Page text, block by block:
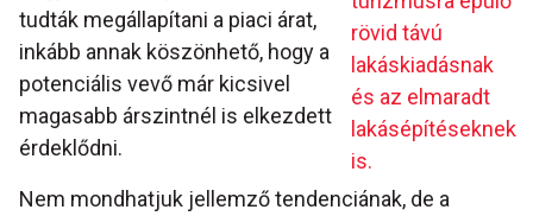
rövid távú
lakáskiadásnak
és az elmaradt
lakásépítéseknek
is.
tudták megállapítani a piaci árat,
inkább annak köszönhető, hogy a
potenciális vevő már kicsivel
magasabb árszintnél is elkezdett
érdeklődni.
Nem mondhatjuk jellemző tendenciának, de a